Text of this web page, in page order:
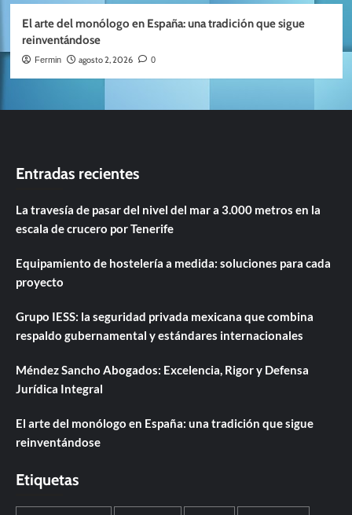
El arte del monólogo en España: una tradición que sigue
reinventándose
Fermin agosto 2, 2026 0
Entradas recientes
La travesía de pasar del nivel del mar a 3.000 metros en la
escala de crucero por Tenerife
Equipamiento de hostelería a medida: soluciones para cada
proyecto
Grupo IESS: la seguridad privada mexicana que combina
respaldo gubernamental y estándares internacionales
Méndez Sancho Abogados: Excelencia, Rigor y Defensa
Jurídica Integral
El arte del monólogo en España: una tradición que sigue
reinventándose
Etiquetas